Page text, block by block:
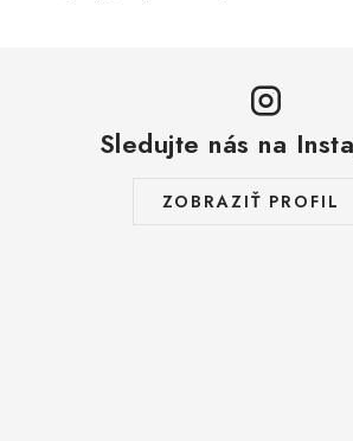
Sledujte nás na
ZOBRAZIŤ PROFIL